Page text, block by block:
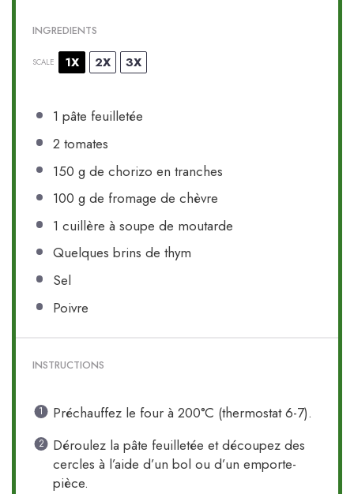
INGREDIENTS
SCALE 1X 2X 3X
1 pâte feuilletée
2 tomates
150 g de chorizo en tranches
100 g de fromage de chèvre
1 cuillère à soupe de moutarde
Quelques brins de thym
Sel
Poivre
INSTRUCTIONS
Préchauffez le four à 200°C (thermostat 6-7).
Déroulez la pâte feuilletée et découpez des
cercles à l’aide d’un bol ou d’un emporte-
pièce.